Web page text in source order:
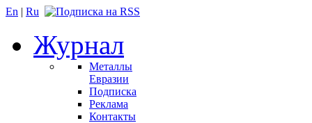
En | Ru
Журнал
Металлы
Евразии
Подписка
Реклама
Контакты